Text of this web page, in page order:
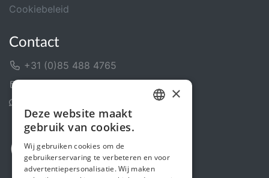
Cookiebeleid
Contact
+31 (0)85 488 4765
ENGLISH
×
Deze website maakt
gebruik van cookies.
Wij gebruiken cookies om de
gebruikerservaring te verbeteren en voor
advertentiepersonalisatie. Wij maken